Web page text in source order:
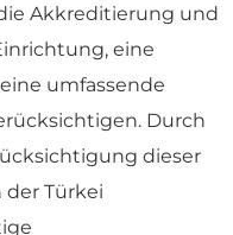
Akkreditierung und
eine
umfassende
Durch
dieser
Türkei